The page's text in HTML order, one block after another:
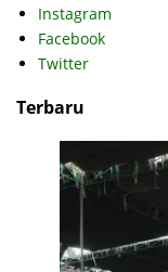
Instagram
Facebook
Twitter
Terbaru